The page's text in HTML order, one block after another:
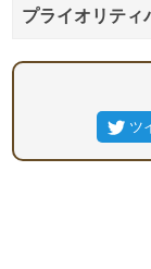
プライオリティ
ツ